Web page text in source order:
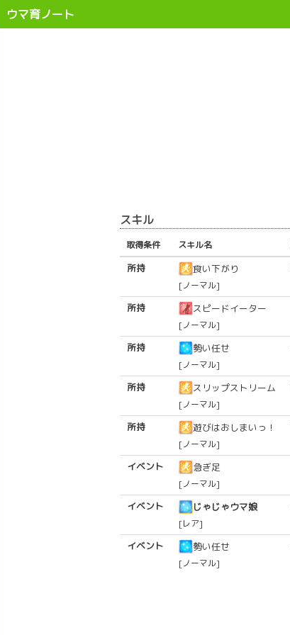
ウマ育ノート
スキル
取得条件 スキル名
所持 食い下がり
[ノーマル]
所持
スピードイーター
[ノーマル]
所持 勢い任せ
[ノーマル]
所持
スリップストリーム
[ノーマル]
所持 遊びはおしまいっ！
[ノーマル]
イベント 急ぎ足
[ノーマル]
イベント
じゃじゃウマ娘
[レア]
イベント
勢い任せ
[ノーマル]